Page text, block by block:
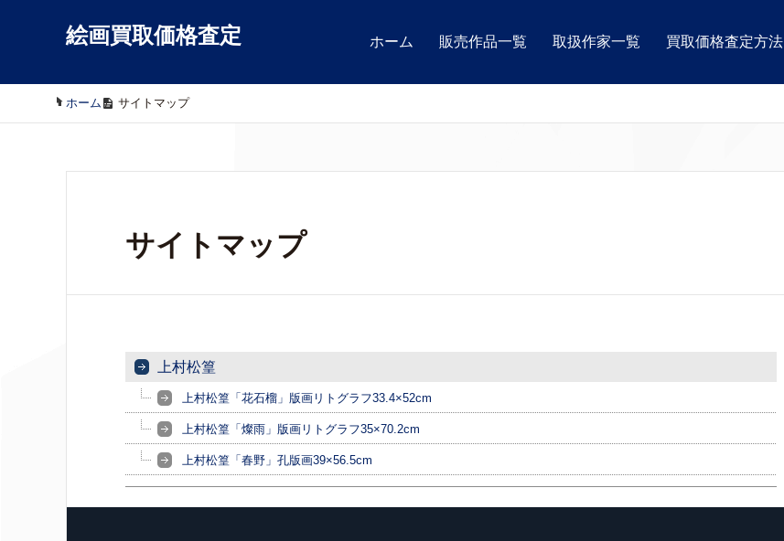
絵画買取価格査定 ホーム 販売作品一覧 取扱作家一覧 買取価格査定方法
ホーム / サイトマップ
サイトマップ
上村松篁
上村松篁「花石榴」版画リトグラフ33.4×52cm
上村松篁「燦雨」版画リトグラフ35×70.2cm
上村松篁「春野」孔版画39×56.5cm